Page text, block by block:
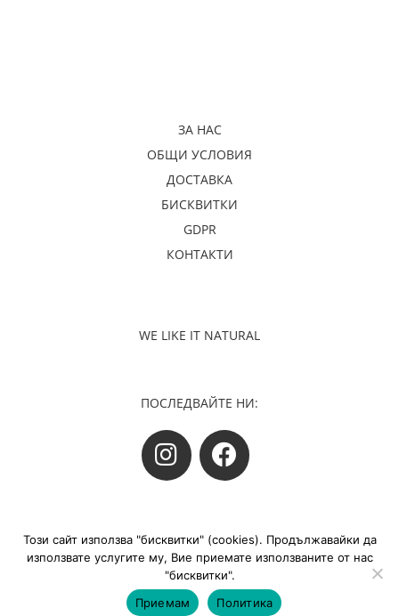
ЗА НАС
ОБЩИ УСЛОВИЯ
ДОСТАВКА
БИСКВИТКИ
GDPR
КОНТАКТИ
WE LIKE IT NATURAL
ПОСЛЕДВАЙТЕ НИ:
©Монеко ООД Всички права запазени
сайт от ДомГрид
Български
Română
Този сайт използва "бисквитки" (cookies). Продължавайки да
използвате услугите му, Вие приемате използваните от нас
"бисквитки".
Приемам
Политика